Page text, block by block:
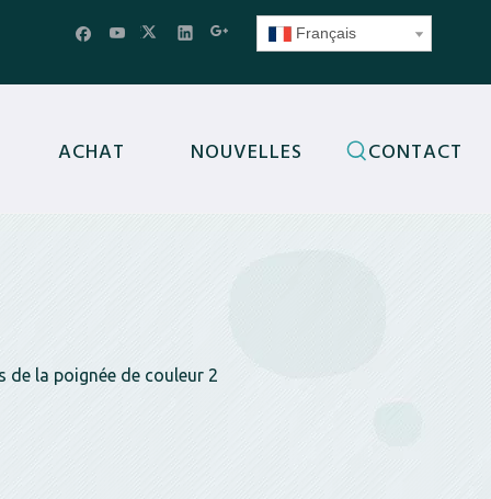
Français
ACHAT NOUVELLES CONTACT
de la poignée de couleur 2